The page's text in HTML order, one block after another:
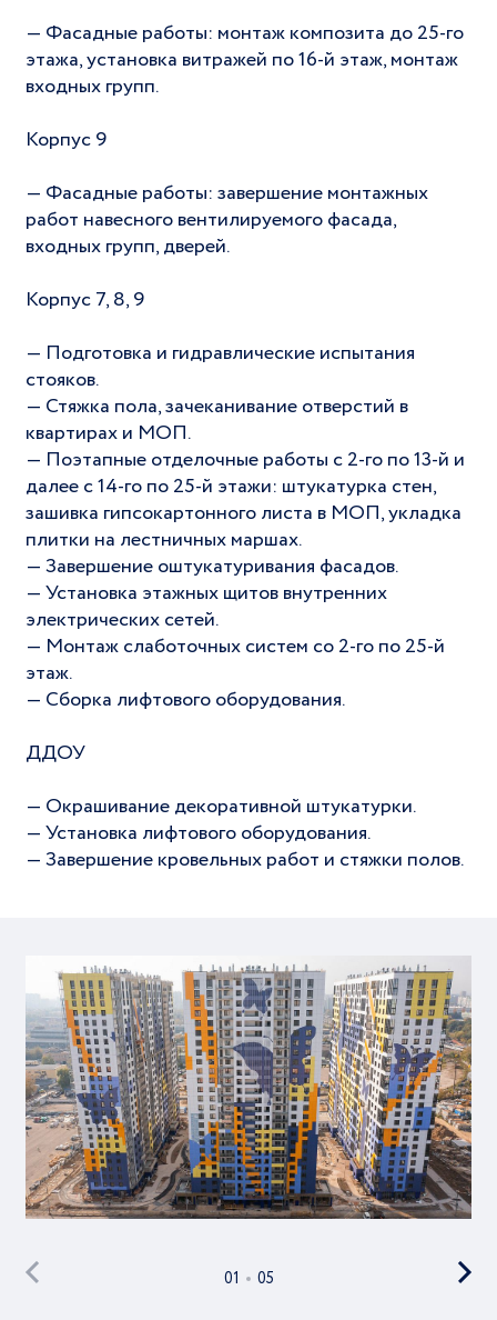
— Фасадные работы: монтаж композита до 25-го
этажа, установка витражей по 16-й этаж, монтаж
входных групп.
Корпус 9
— Фасадные работы: завершение монтажных
работ навесного вентилируемого фасада,
входных групп, дверей.
Корпус 7, 8, 9
— Подготовка и гидравлические испытания
стояков.
— Стяжка пола, зачеканивание отверстий в
квартирах и МОП.
— Поэтапные отделочные работы с 2-го по 13-й и
далее с 14-го по 25-й этажи: штукатурка стен,
зашивка гипсокартонного листа в МОП, укладка
плитки на лестничных маршах.
— Завершение оштукатуривания фасадов.
— Установка этажных щитов внутренних
электрических сетей.
— Монтаж слаботочных систем со 2-го по 25-й
этаж.
— Сборка лифтового оборудования.
ДДОУ
— Окрашивание декоративной штукатурки.
— Установка лифтового оборудования.
— Завершение кровельных работ и стяжки полов.
01 05